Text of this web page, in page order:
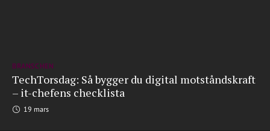
BRANSCHEN
TechTorsdag: Så bygger du digital motståndskraft
– it-chefens checklista
19 mars